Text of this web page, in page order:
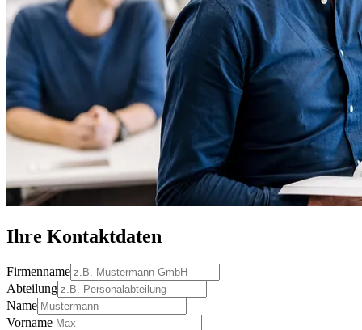
Ihre Kontaktdaten
Firmenname
Abteilung
Name
Vorname